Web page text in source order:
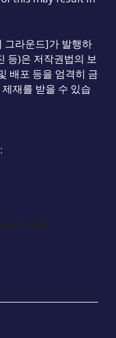
라운드]가 발행하
등)은 저작권법의 보
배포 등을 엄격히 금
재를 받을 수 있습